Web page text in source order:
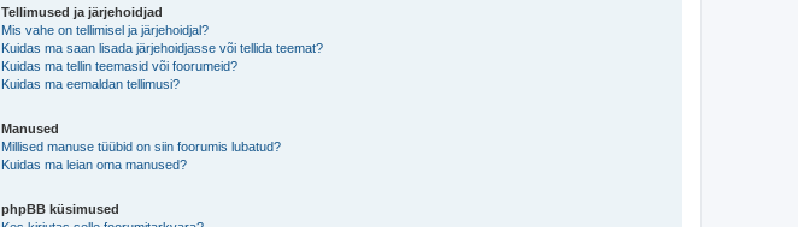
Tellimused ja järjehoidjad
Mis vahe on tellimisel ja järjehoidjal?
Kuidas ma saan lisada järjehoidjasse või tellida teemat?
Kuidas ma tellin teemasid või foorumeid?
Kuidas ma eemaldan tellimusi?
Manused
Millised manuse tüübid on siin foorumis lubatud?
Kuidas ma leian oma manused?
phpBB küsimused